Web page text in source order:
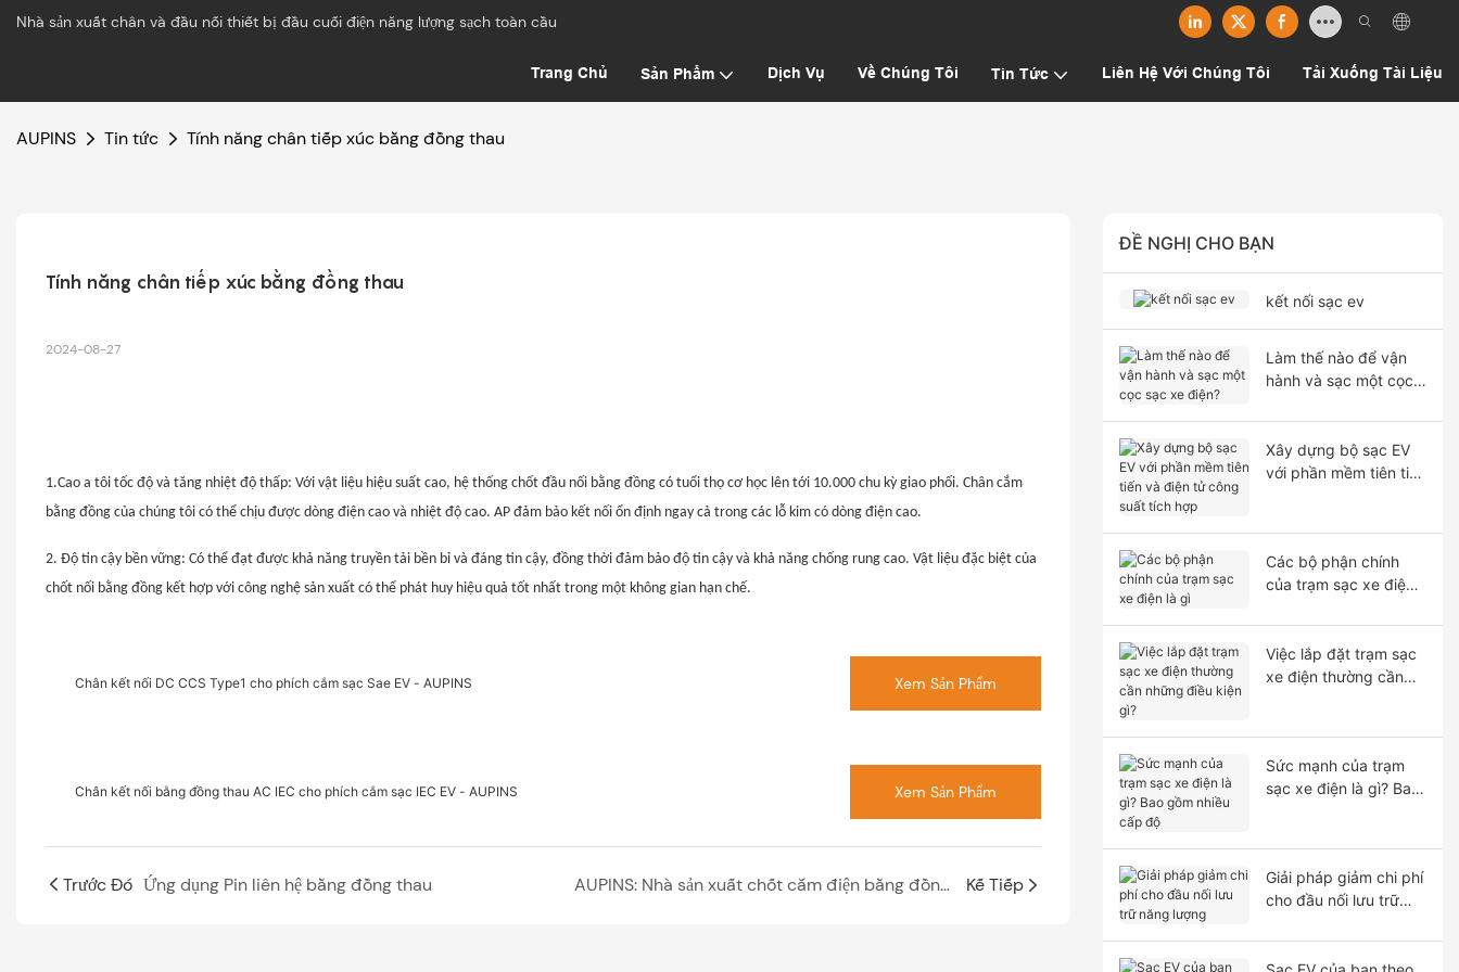
Nhà sản xuất chân và đầu nối thiết bị đầu cuối điện năng lượng sạch toàn cầu
Trang Chủ Sản Phẩm Dịch Vụ Về Chúng Tôi Tin Tức Liên Hệ Với Chúng Tôi Tải Xuống Tài Liệu
AUPINS Tin tức Tính năng chân tiếp xúc bằng đồng thau
Tính năng chân tiếp xúc bằng đồng thau
2024-08-27
1.Cao a tôitốc độ và tăng nhiệt độ thấp: Với vật liệu hiệu suất cao, hệ thống chốt đầu nối bằng đồng có tuổi thọ cơ học lên tới 10.000 chu kỳ giao phối. Chân cắm
bằng đồng của chúng tôi có thể chịu được dòng điện cao và nhiệt độ cao. AP đảm bảo kết nối ổn định ngay cả trong các lỗ kim có dòng điện cao.
2. Độ tin cậy bền vững: Có thể đạt được khả năng truyền tải bền bỉ và đáng tin cậy, đồng thời đảm bảo độ tin cậy và khả năng chống rung cao. Vật liệu đặc biệt của
chốt nối bằng đồng kết hợp với công nghệ sản xuất có thể phát huy hiệu quả tốt nhất trong một không gian hạn chế.
Chân kết nối DC CCS Type1 cho phích cắm sạc Sae EV - AUPINS Xem Sản Phẩm
Chân kết nối bằng đồng thau AC IEC cho phích cắm sạc IEC EV - AUPINS Xem Sản Phẩm
Trước Đó Ứng dụng Pin liên hệ bằng đồng thau AUPINS: Nhà sản xuất chốt cắm điện bằng đồng thau đáng tin cậy của bạn ở Trung Quốc Kế Tiếp
ĐỀ NGHỊ CHO BẠN
kết nối sạc ev
Làm thế nào để vận
hành và sạc một cọc
Xây dựng bộ sạc EV
với phần mềm tiên tiến
Các bộ phận chính
của trạm sạc xe điện
Việc lắp đặt trạm sạc
xe điện thường cần
Sức mạnh của trạm
sạc xe điện là gì? Bao
Giải pháp giảm chi phí
cho đầu nối lưu trữ